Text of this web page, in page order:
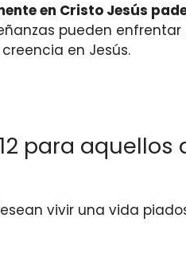
en Cristo Jesús
pueden
en Jesús.
para
vivir una vida